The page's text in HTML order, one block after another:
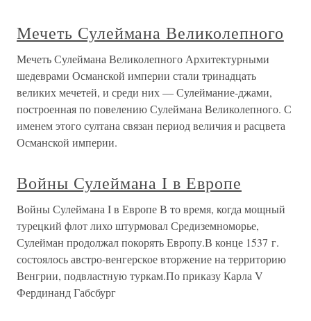
Мечеть Сулеймана Великолепного
Мечеть Сулеймана Великолепного Архитектурными
шедеврами Османской империи стали тринадцать
великих мечетей, и среди них — Сулеймание-джами,
построенная по повелению Сулеймана Великолепного. С
именем этого султана связан период величия и расцвета
Османской империи.
Войны Сулеймана I в Европе
Войны Сулеймана I в Европе В то время, когда мощный
турецкий флот лихо штурмовал Средиземноморье,
Сулейман продолжал покорять Европу.В конце 1537 г.
состоялось австро-венгерское вторжение на территорию
Венгрии, подвластную туркам.По приказу Карла V
Фердинанд Габсбург